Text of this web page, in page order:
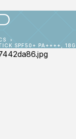
SPF50+ PA++++, 18G